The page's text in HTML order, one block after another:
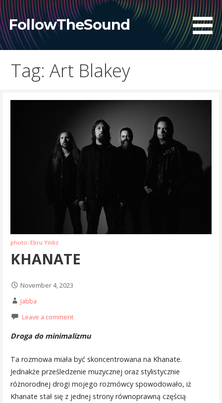
Skip
to
content
FollowTheSound
Tag: Art Blakey
photo: Ebru Yildiz
KHANATE
November 4, 2023
Jabba
Leave a comment
Droga do minimalizmu
Ta rozmowa miała być skoncentrowana na Khanate.
Jednakże prześledzenie muzycznej oraz stylistycznie
różnorodnej drogi mojego rozmówcy spowodowało, iż
Khanate stał się z jednej strony równoprawną częścią